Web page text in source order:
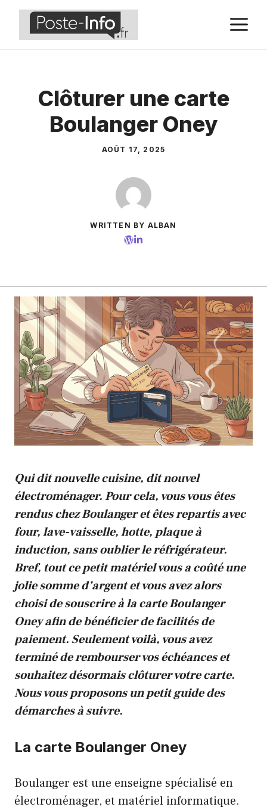
Aller
contenu
Clôturer une carte
Boulanger Oney
AOÛT 17, 2025
WRITTEN BY ALBAN
Qui dit nouvelle cuisine, dit nouvel
électroménager. Pour cela, vous vous êtes
rendus chez Boulanger et êtes repartis avec
four, lave-vaisselle, hotte, plaque à
induction, sans oublier le réfrigérateur.
Bref, tout ce petit matériel vous a coûté une
jolie somme d’argent et vous avez alors
choisi de souscrire à la carte Boulanger
Oney afin de bénéficier de facilités de
paiement. Seulement voilà, vous avez
terminé de rembourser vos échéances et
souhaitez désormais clôturer votre carte.
Nous vous proposons un petit guide des
démarches à suivre.
La carte Boulanger Oney
Boulanger est une enseigne spécialisé en
électroménager, et matériel informatique.